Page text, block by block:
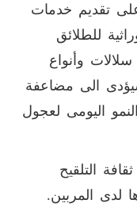
تقديم خدمات
للطلائق
وأنواع
الى مضاعفة
اليومى لعجول
التلقيح
لدى المربين.